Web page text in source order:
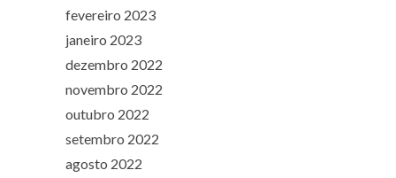
fevereiro 2023
janeiro 2023
dezembro 2022
novembro 2022
outubro 2022
setembro 2022
agosto 2022